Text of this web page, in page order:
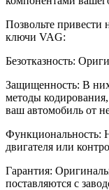
Позвольте привести
ключи VAG:
Безотказность:
Защищенность: В
методы
ваш автомобиль от
Функциональность:
двигателя или
Гарантия:
поставляются с